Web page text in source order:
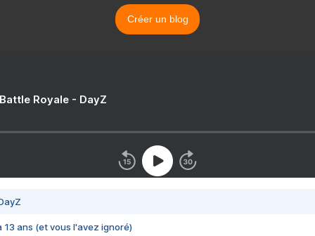
Créer un blog
Royale - DayZ
13 ans (et vous l'avez ignoré)